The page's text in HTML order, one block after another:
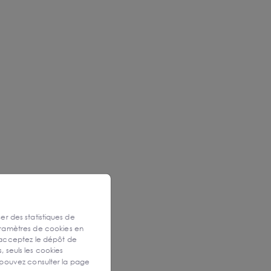
des statistiques de
de cookies en
le dépôt de
seuls les cookies
consulter la page